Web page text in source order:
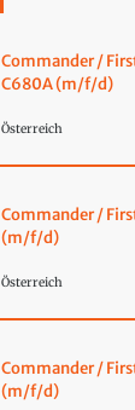
Commander /
C680A (m/f/d)
Österreich
Commander /
(m/f/d)
Österreich
Commander /
(m/f/d)